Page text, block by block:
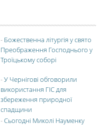
- Божественна літургія у свято
Преображення Господнього у
Троїцькому соборі
-У Чернігові обговорили
використання ГІС для
збереження природної
спадщини
-Сьогодні Миколі Науменку